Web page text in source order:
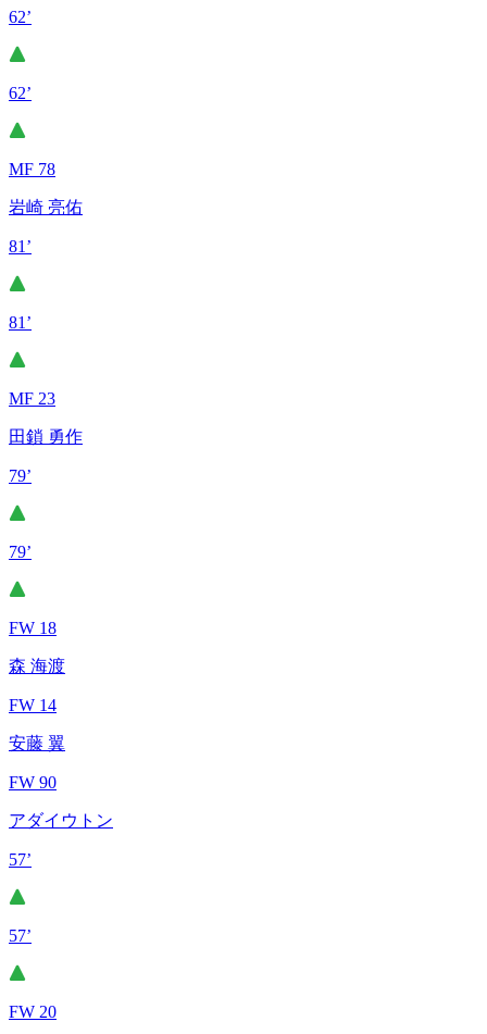
62’
62’
MF 78
岩崎 亮佑
81’
81’
MF 23
田鎖 勇作
79’
79’
FW 18
森 海渡
FW 14
安藤 翼
FW 90
アダイウトン
57’
57’
FW 20